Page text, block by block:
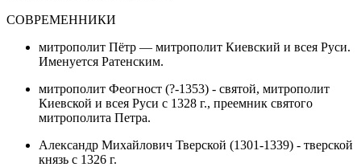
СОВРЕМЕННИКИ
митрополит Пётр — митрополит Киевский и всея Руси.
Именуется Ратенским.
митрополит Феогност (?-1353) - святой, митрополит
Киевской и всея Руси с 1328 г., преемник святого
митрополита Петра.
Александр Михайлович Тверской (1301-1339) - тверской
князь с 1326 г.